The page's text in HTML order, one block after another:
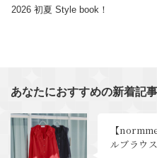
2026 初夏 Style book！
あなたにおすすめの新着記事
【
ルブラウ